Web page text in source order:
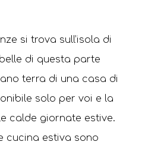
si trova sull’isola di
di questa parte
terra di una casa di
solo per voi e la
calde giornate estive.
cucina estiva sono